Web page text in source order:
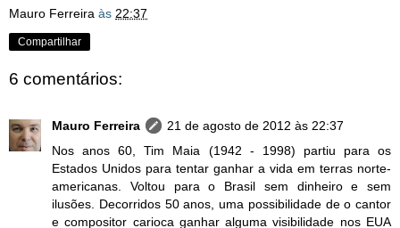
Mauro Ferreira às 22:37
Compartilhar
6 comentários:
Mauro Ferreira
21 de agosto de 2012 às 22:37
Nos anos 60, Tim Maia (1942 - 1998) partiu para os
Estados Unidos para tentar ganhar a vida em terras norte-
americanas. Voltou para o Brasil sem dinheiro e sem
ilusões. Decorridos 50 anos, uma possibilidade de o cantor
e compositor carioca ganhar alguma visibilidade nos EUA